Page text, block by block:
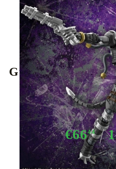
Share
Gundam Model
Фигурка -
€6644
Няма в наличност - Не